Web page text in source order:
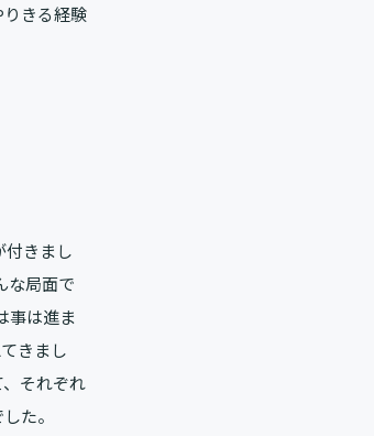
きる経験
付きまし
な局面で
事は進ま
きまし
それぞれ
た。